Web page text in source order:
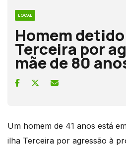
LOCAL
Homem
Terceira por
mãe de 80
Um homem de 41 anos está
ilha Terceira por agressão à